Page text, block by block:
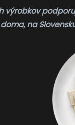
výrobkov
na